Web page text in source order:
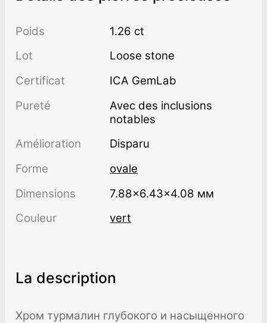
Poids
1.26 ct
Lot
Loose stone
Certificat
ICA GemLab
Pureté
avec des inclusions
notables
Amélioration
disparu
Forme
ovale
Dimensions
7.88×6.43×4.08 мм
Couleur
vert
La description
Хром турмалин глубокого и насыщенного